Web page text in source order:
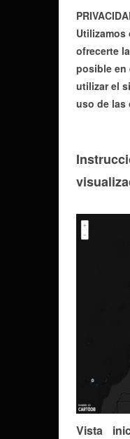
Utilizamos
ofrecerte
posible en
utilizar el
uso de las
Vista